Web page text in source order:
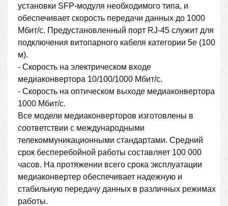
установки SFP-модуля необходимого типа, и
обеспечивает скорость передачи данных до 1000
Мбит/с. Предустановленный порт RJ-45 служит для
подключения витопарного кабеля категории 5e (100
м).
- Скорость на электрическом входе
медиаконвертора 10/100/1000 Мбит/с.
- Скорость на оптическом выходе медиаконвертора
1000 Мбит/с.
Все модели медиаконверторов изготовлены в
соответствии с международными
телекоммуникационными стандартами. Средний
срок бесперебойной работы составляет 100 000
часов. На протяжении всего срока эксплуатации
медиаконвертер обеспечивает надежную и
стабильную передачу данных в различных режимах
работы.